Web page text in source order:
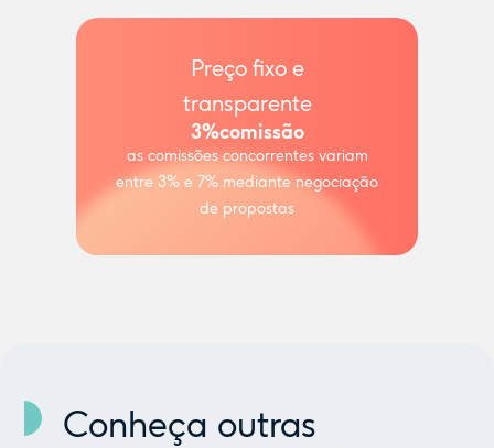
Preço fixo e
transparente
3%comissão
as comissões concorrentes variam
entre 3% e 7% mediante negociação
de propostas
Conheça outras